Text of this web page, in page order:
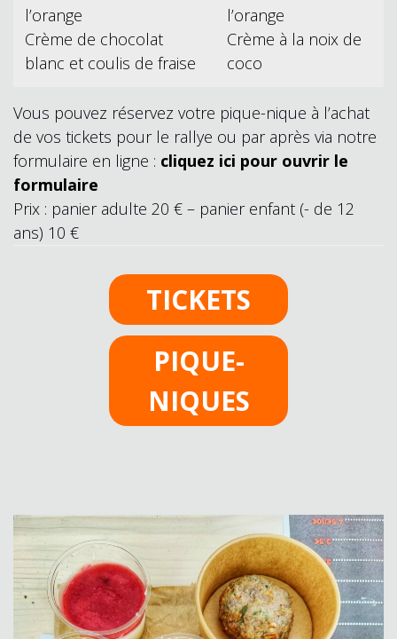
l’orange
Crème de chocolat
blanc et coulis de fraise
l’orange
Crème à la noix de
coco
Vous pouvez réservez votre pique-nique à l’achat
de vos tickets pour le rallye ou par après via notre
formulaire en ligne : cliquez ici pour ouvrir le
formulaire
Prix : panier adulte 20 € – panier enfant (- de 12
ans) 10 €
TICKETS
PIQUE-
NIQUES